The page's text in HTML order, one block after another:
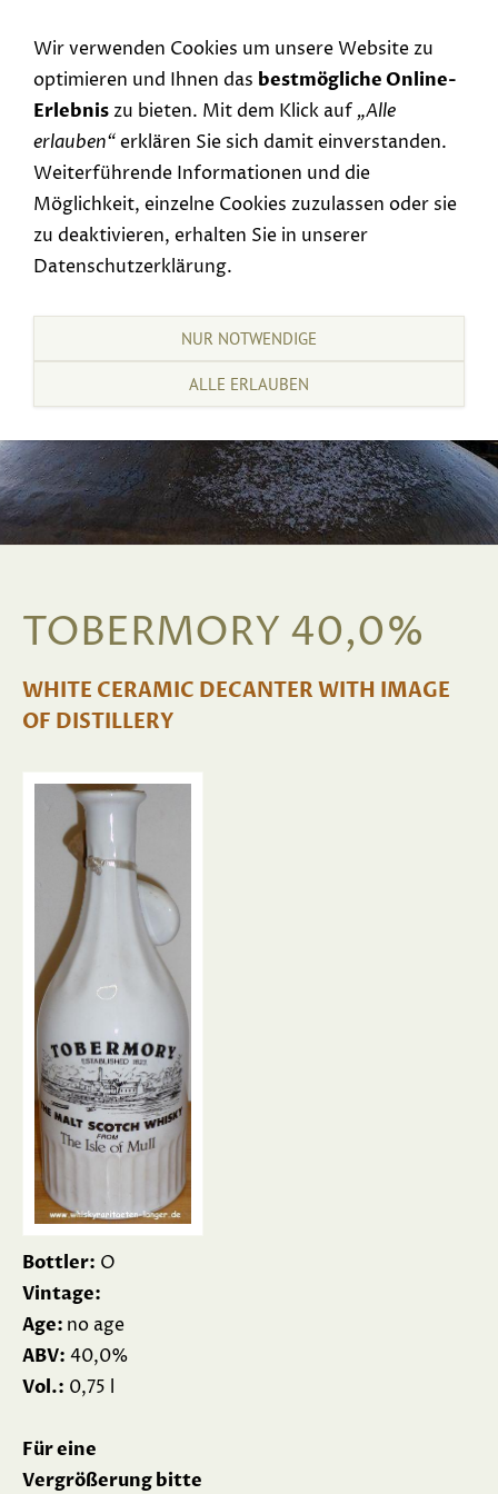
TOBERMORY 40,0%
WHITE CERAMIC DECANTER WITH IMAGE
OF DISTILLERY
Bottler: O
Vintage:
Age: no age
ABV: 40,0%
Vol.: 0,75 l
Für eine
Vergrößerung bitte
Wir verwenden Cookies um unsere Website zu
optimieren und Ihnen das bestmögliche Online-
Erlebniszu bieten. Mit dem Klick auf „Alle
erlauben“erklären Sie sich damit einverstanden.
Weiterführende Informationen und die
Möglichkeit, einzelne Cookies zuzulassen oder sie
zu deaktivieren, erhalten Sie in unserer
Datenschutzerklärung.
NUR NOTWENDIGE
ALLE ERLAUBEN